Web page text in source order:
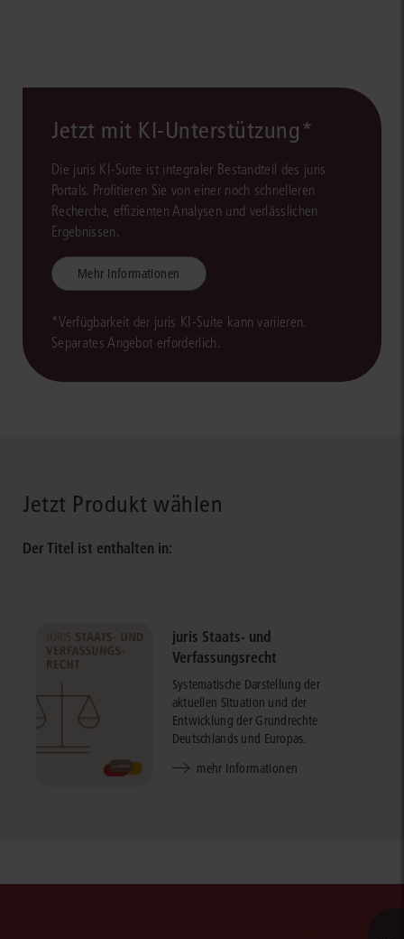
Jetzt mit KI-Unterstützung*
Die juris KI-Suite ist integraler Bestandteil des juris
Portals. Profitieren Sie von einer noch schnelleren
Recherche, effizienten Analysen und verlässlichen
Ergebnissen.
Mehr Informationen
*Verfügbarkeit der juris KI-Suite kann variieren.
Separates Angebot erforderlich.
Jetzt Produkt wählen
Der Titel ist enthalten in:
juris Staats- und
Verfassungsrecht
Systematische Darstellung der
aktuellen Situation und der
Entwicklung der Grundrechte
Deutschlands und Europas.
mehr Informationen